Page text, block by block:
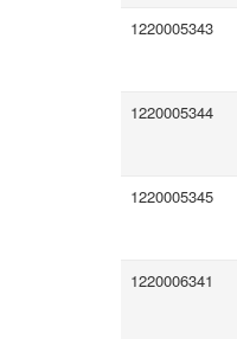
1220005343
1220005344
1220005345
1220006341